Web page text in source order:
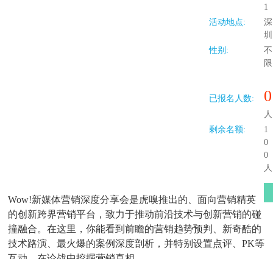
1
活动地点:
深
圳
性别:
不
限
已报名人数: 0
人
剩余名额:
1
0
0
人
Wow!新媒体营销深度分享会是虎嗅推出的、面向营销精英
的创新跨界营销平台，致力于推动前沿技术与创新营销的碰
撞融合。在这里，你能看到前瞻的营销趋势预判、新奇酷的
技术路演、最火爆的案例深度剖析，并特别设置点评、PK等